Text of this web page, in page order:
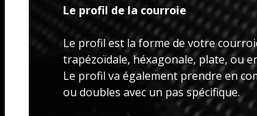
Le profil de la courroie
Le profil est la forme de votre
trapézoïdale, héxagonale, plate, ou
Le profil va également prendre en
ou doubles avec un pas spécifique.